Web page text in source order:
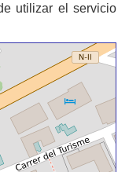
utilizar el servicio